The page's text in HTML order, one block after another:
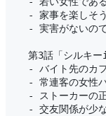
- 家事を楽しそ
- 実害がないの
第3話「シルキー
- バイト先のカ
- 常連客の女性
- ストーカーの
- 交友関係が少